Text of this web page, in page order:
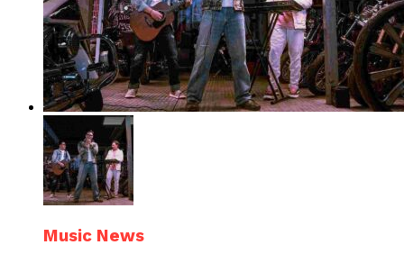
Music News